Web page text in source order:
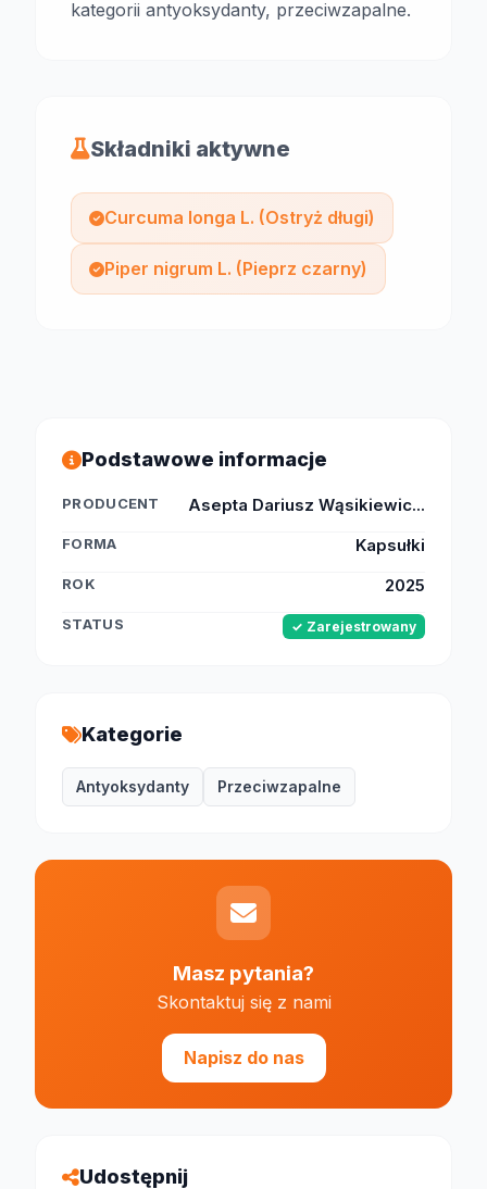
kategorii antyoksydanty, przeciwzapalne.
Składniki aktywne
Curcuma longa L. (Ostryż długi)
Piper nigrum L. (Pieprz czarny)
Podstawowe informacje
PRODUCENT Asepta Dariusz Wąsikiewic...
FORMA Kapsułki
ROK 2025
STATUS ✓ Zarejestrowany
Kategorie
Antyoksydanty Przeciwzapalne
Masz pytania?
Skontaktuj się z nami
Napisz do nas
Udostępnij